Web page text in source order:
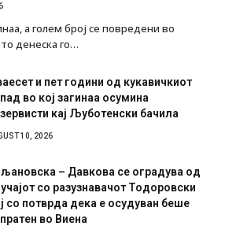
а голем број се повредени во
денеска го…
и пет години од кукавичкиот
во кој загинаа осумина
кај Љуботенски бачила
10, 2026
– Давкова се оградува од
со разузнавачот Тодоровски
со потврда дека е осудуван беше
во Виена